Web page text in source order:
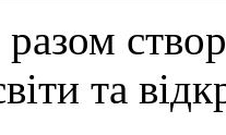
та